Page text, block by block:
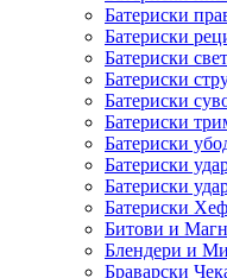
Батериски
Батериски
Батериски
Батериски
Батериски
Батериски
Батериски
Батериски
Батериски
Батериски
Битови и
Блендери и
Браварски